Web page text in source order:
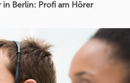
Berlin: Profi am Hörer